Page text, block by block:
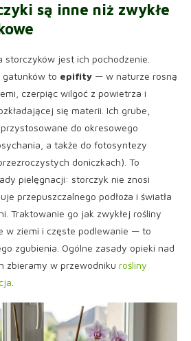
są inne niż zwykłe
storczyków jest ich pochodzenie.
gatunków to epifity — w naturze rosną
czerpiąc wilgoć z powietrza i
się materii. Ich grube,
do okresowego
a także do fotosyntezy
doniczkach). To
pielęgnacji: storczyk nie znosi
przepuszczalnego podłoża i światła
Traktowanie go jak zwykłej rośliny
w ziemi i częste podlewanie — to
zgubienia. Ogólne zasady opieki nad
zbieramy w przewodniku rośliny